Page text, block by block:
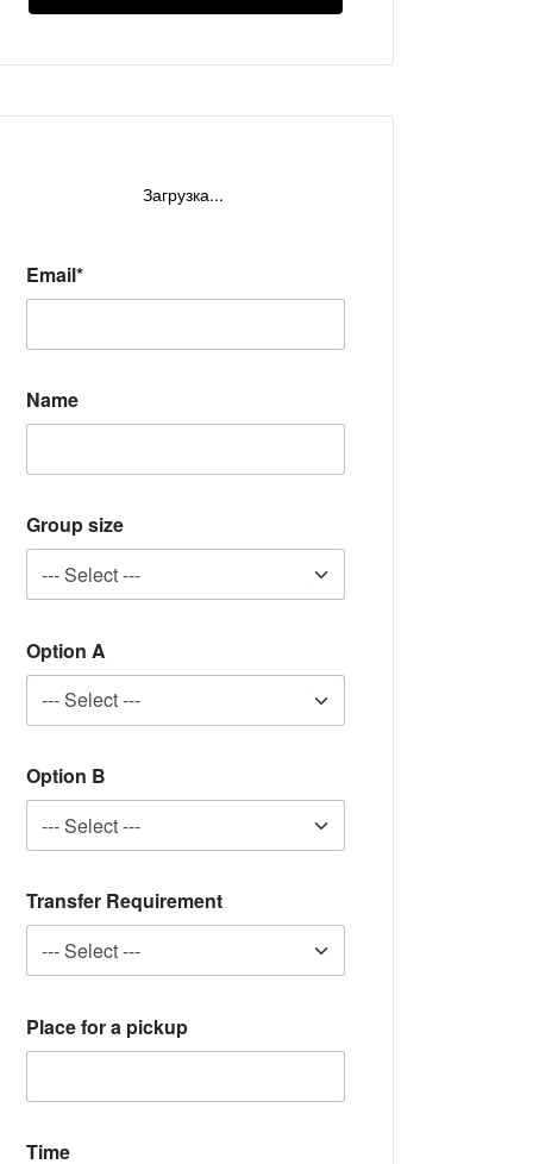
Загрузка...
Email*
Name
Group size
Option A
Option B
Transfer Requirement
Place for a pickup
Time